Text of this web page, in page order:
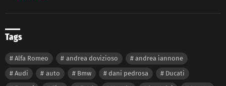
Tags
Alfa Romeo andrea dovizioso
andrea iannone
Audi
auto Bmw dani pedrosa
Ducati